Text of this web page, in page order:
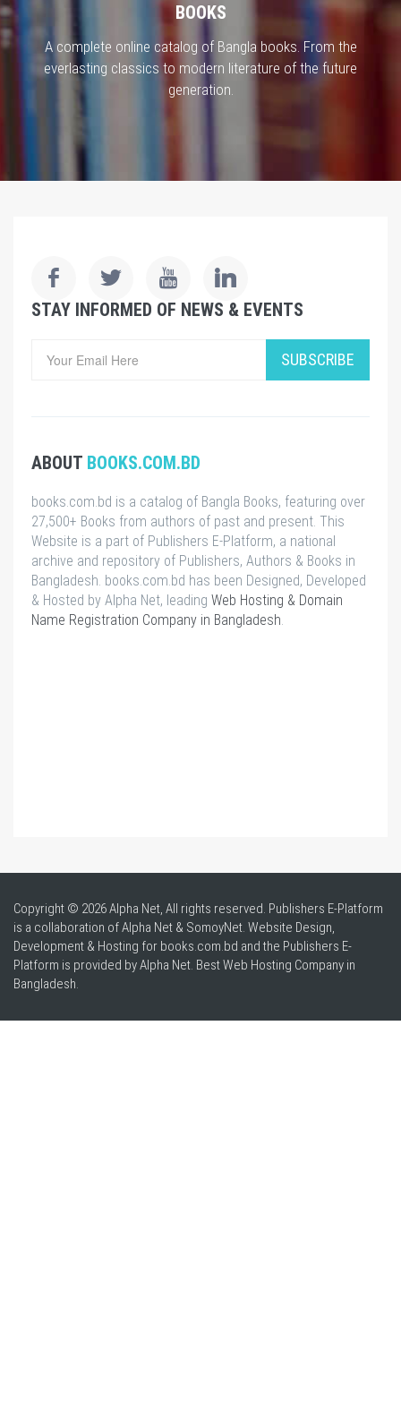
BOOKS
A complete online catalog of Bangla books. From the
everlasting classics to modern literature of the future
generation.
STAY INFORMED OF NEWS & EVENTS
SUBSCRIBE
ABOUT BOOKS.COM.BD
books.com.bd is a catalog of Bangla Books, featuring over
27,500+ Books from authors of past and present. This
Website is a part of Publishers E-Platform, a national
archive and repository of Publishers, Authors & Books in
Bangladesh. books.com.bd has been Designed, Developed
& Hosted by Alpha Net, leading Web Hosting & Domain
Name Registration Company in Bangladesh.
Copyright © 2026 Alpha Net, All rights reserved. Publishers E-Platform
is a collaboration of Alpha Net & SomoyNet. Website Design,
Development & Hosting for books.com.bd and the Publishers E-
Platform is provided by Alpha Net. BestWeb Hosting Company in
Bangladesh.